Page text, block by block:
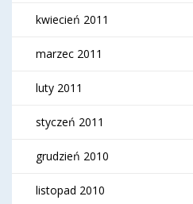
kwiecień 2011
marzec 2011
luty 2011
styczeń 2011
grudzień 2010
listopad 2010